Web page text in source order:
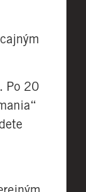
Po 20